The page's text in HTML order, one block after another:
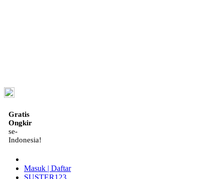
Gratis
Ongkir
se-
Indonesia!
Masuk | Daftar
SUSTER123